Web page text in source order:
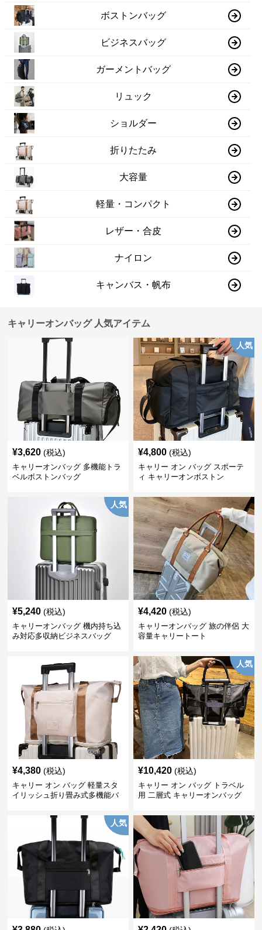
ボストンバッグ
ビジネスバッグ
ガーメントバッグ
リュック
ショルダー
折りたたみ
大容量
軽量・コンパクト
レザー・合皮
ナイロン
キャンバス・帆布
キャリーオンバッグ 人気アイテム
¥3,620 (税込)
キャリーオンバッグ 多機能トラ
ベルボストンバッグ
人気
¥4,800 (税込)
キャリー オン バッグ スポーテ
ィ キャリーオンボストン
人気
¥5,240 (税込)
キャリーオンバッグ 機内持ち込
み対応多収納ビジネスバッグ
¥4,420 (税込)
キャリーオンバッグ 旅の伴侶 大
容量キャリートート
¥4,380 (税込)
キャリー オン バッグ 軽量スタ
イリッシュ折り畳み式多機能バ
人気
¥10,420 (税込)
キャリー オン バッグ トラベル
用 二層式 キャリーオンバッグ
人気